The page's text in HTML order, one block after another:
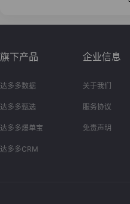
旗下产品
达多多数据
达多多甄选
达多多爆单宝
达多多CRM
企业信息
关于我们
服务协议
免责声明